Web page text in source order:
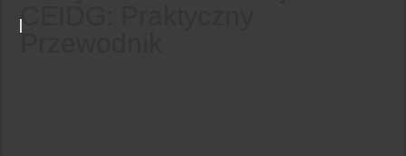
CEIDG: Praktyczny
Przewodnik